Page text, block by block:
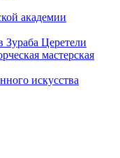
академии
Церетели
мастерская
искусства